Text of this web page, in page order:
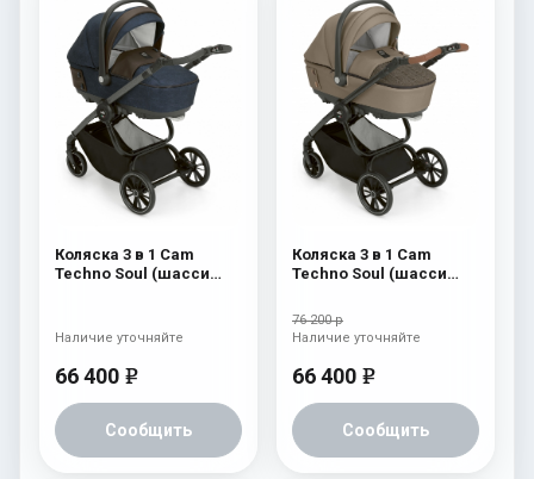
Коляска 3 в 1 Cam
Techno Soul (шасси
66 400 e
Сообщить
Наличие уточняйте
Коляска 3 в 1 Cam
Techno Soul (шасси
76 200 р
66 400 e
Сообщить
Наличие уточняйте